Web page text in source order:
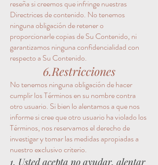
reseña si creemos que infringe nuestras
Directrices de contenido. No tenemos
ninguna obligación de retener o
proporcionarle copias de Su Contenido, ni
garantizamos ninguna confidencialidad con
respecto a Su Contenido.
6.Restricciones
No tenemos ninguna obligación de hacer
cumplir los Términos en su nombre contra
otro usuario. Si bien lo alentamos a que nos
informe si cree que otro usuario ha violado los
Términos, nos reservamos el derecho de
investigar y tomar las medidas apropiadas a
nuestro exclusivo criterio.
1. Usted acepta no ayudar, alentar